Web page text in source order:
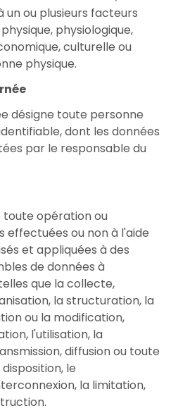
un ou plusieurs facteurs
physiologique,
culturelle ou
physique.
désigne toute personne
dont les données
par le responsable du
toute opération ou
effectuées ou non à l'aide
et appliquées à des
de données à
que la collecte,
la structuration, la
ou la modification,
l'utilisation, la
diffusion ou toute
le
la limitation,